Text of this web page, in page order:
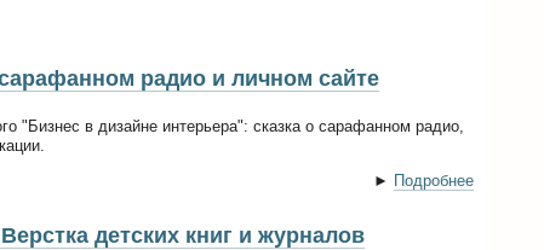
радио и личном сайте
"Бизнес в дизайне интерьера": сказка о сарафанном радио,
► Подробнее
детских книг и журналов